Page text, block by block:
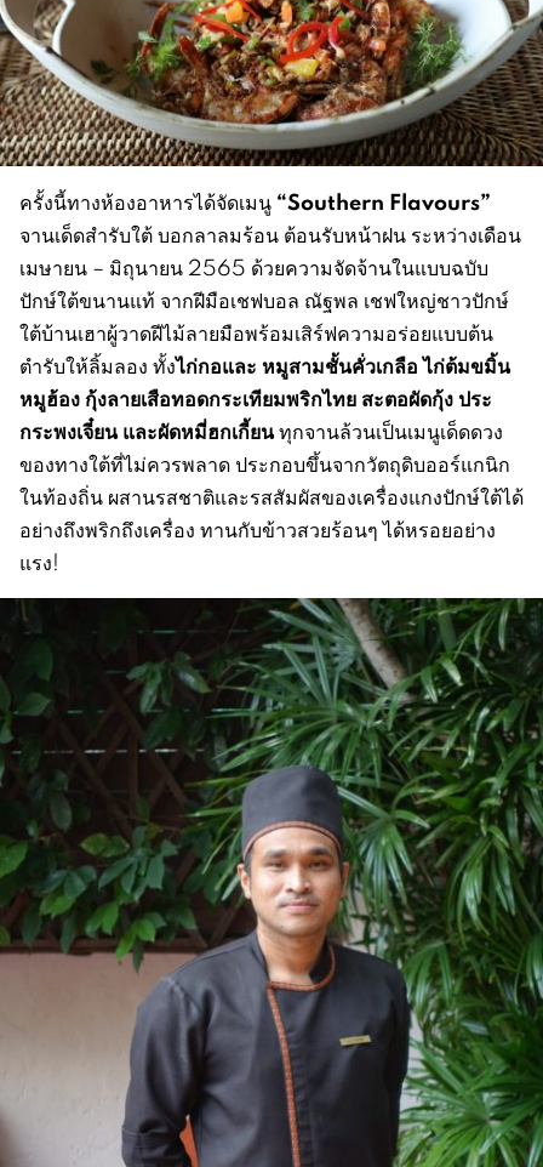
ครั้งนี้ทางห้องอาหารได้จัดเมนู “Southern Flavours”
จานเด็ดสำรับใต้ บอกลาลมร้อน ต้อนรับหน้าฝน ระหว่างเดือน
เมษายน – มิถุนายน 2565 ด้วยความจัดจ้านในแบบฉบับ
ปักษ์ใต้ขนานแท้ จากฝีมือเชฟบอล ณัฐพล เชฟใหญ่ชาวปักษ์
ใต้บ้านเฮาผู้วาดฝีไม้ลายมือพร้อมเสิร์ฟความอร่อยแบบต้น
ตำรับให้ลิ้มลอง ทั้งไก่กอและ หมูสามชั้นคั่วเกลือ ไก่ต้มขมิ้น
หมูฮ้อง กุ้งลายเสือทอดกระเทียมพริกไทย สะตอผัดกุ้ง ประ
กระพงเจี๋ยน และผัดหมี่ฮกเกี้ยนทุกจานล้วนเป็นเมนูเด็ดดวง
ของทางใต้ที่ไม่ควรพลาด ประกอบขึ้นจากวัตถุดิบออร์แกนิก
ในท้องถิ่น ผสานรสชาติและรสสัมผัสของเครื่องแกงปักษ์ใต้ได้
อย่างถึงพริกถึงเครื่อง ทานกับข้าวสวยร้อนๆ ได้หรอยอย่าง
แรง!